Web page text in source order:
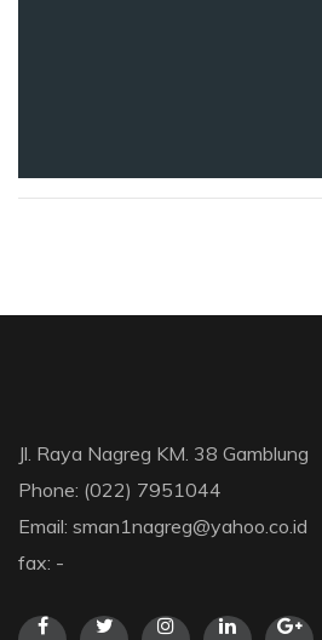
Jl. Raya Nagreg KM. 38 Gamblung
Phone: (022) 7951044
Email: sman1nagreg@yahoo.co.id
fax: -